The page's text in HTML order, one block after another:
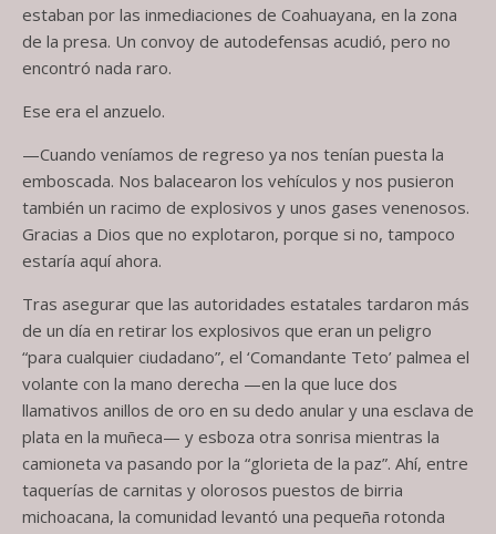
estaban por las inmediaciones de Coahuayana, en la zona
de la presa. Un convoy de autodefensas acudió, pero no
encontró nada raro.
Ese era el anzuelo.
—Cuando veníamos de regreso ya nos tenían puesta la
emboscada. Nos balacearon los vehículos y nos pusieron
también un racimo de explosivos y unos gases venenosos.
Gracias a Dios que no explotaron, porque si no, tampoco
estaría aquí ahora.
Tras asegurar que las autoridades estatales tardaron más
de un día en retirar los explosivos que eran un peligro
“para cualquier ciudadano”, el ‘Comandante Teto’ palmea el
volante con la mano derecha —en la que luce dos
llamativos anillos de oro en su dedo anular y una esclava de
plata en la muñeca— y esboza otra sonrisa mientras la
camioneta va pasando por la “glorieta de la paz”. Ahí, entre
taquerías de carnitas y olorosos puestos de birria
michoacana, la comunidad levantó una pequeña rotonda